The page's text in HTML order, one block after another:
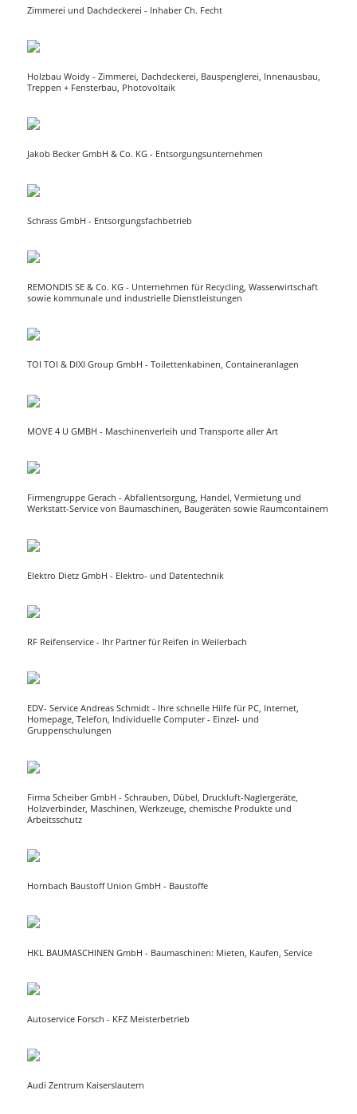
Zimmerei und Dachdeckerei - Inhaber Ch. Fecht
Holzbau Woidy - Zimmerei, Dachdeckerei, Bauspenglerei, Innenausbau,
Treppen + Fensterbau, Photovoltaik
Jakob Becker GmbH & Co. KG - Entsorgungsunternehmen
Schrass GmbH - Entsorgungsfachbetrieb
REMONDIS SE & Co. KG - Unternehmen für Recycling, Wasserwirtschaft
sowie kommunale und industrielle Dienstleistungen
TOI TOI & DIXI Group GmbH - Toilettenkabinen, Containeranlagen
MOVE 4 U GMBH - Maschinenverleih und Transporte aller Art
Firmengruppe Gerach - Abfallentsorgung, Handel, Vermietung und
Werkstatt-Service von Baumaschinen, Baugeräten sowie Raumcontainern
Elektro Dietz GmbH - Elektro- und Datentechnik
RF Reifenservice - Ihr Partner für Reifen in Weilerbach
EDV- Service Andreas Schmidt - Ihre schnelle Hilfe für PC, Internet,
Homepage, Telefon, Individuelle Computer - Einzel- und
Gruppenschulungen
Firma Scheiber GmbH - Schrauben, Dübel, Druckluft-Naglergeräte,
Holzverbinder, Maschinen, Werkzeuge, chemische Produkte und
Arbeitsschutz
Hornbach Baustoff Union GmbH - Baustoffe
HKL BAUMASCHINEN GmbH - Baumaschinen: Mieten, Kaufen, Service
Autoservice Forsch - KFZ Meisterbetrieb
Audi Zentrum Kaiserslautern